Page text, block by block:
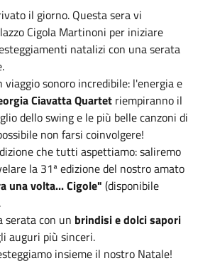
il giorno. Questa sera vi
Cigola Martinoni per iniziare
natalizi con una serata
viaggio sonoro incredibile: l'energia e
Ciavatta Quartet riempiranno il
dello swing e le più belle canzoni di
non farsi coinvolgere!
che tutti aspettiamo: saliremo
la 31ª edizione del nostro amato
una volta... Cigole" (disponibile
serata con un brindisi e dolci sapori
auguri più sinceri.
insieme il nostro Natale!